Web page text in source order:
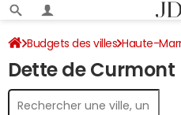
Budgets des villes Haute-
Dette au 31/12/2024
Dette de Curmont